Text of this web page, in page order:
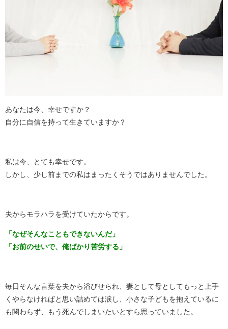
あなたは今、幸せですか？
自分に自信を持って生きていますか？
私は今、とても幸せです。
しかし、少し前までの私はまったくそうではありませんでした。
夫からモラハラを受けていたからです。
「なぜそんなこともできないんだ」
「お前のせいで、俺ばかり苦労する」
毎日そんな言葉を夫から浴びせられ、妻として母としてもっと上手
くやらなければと思い詰めては涙し、小さな子どもを抱えているに
も関わらず、もう死んでしまいたいとすら思っていました。